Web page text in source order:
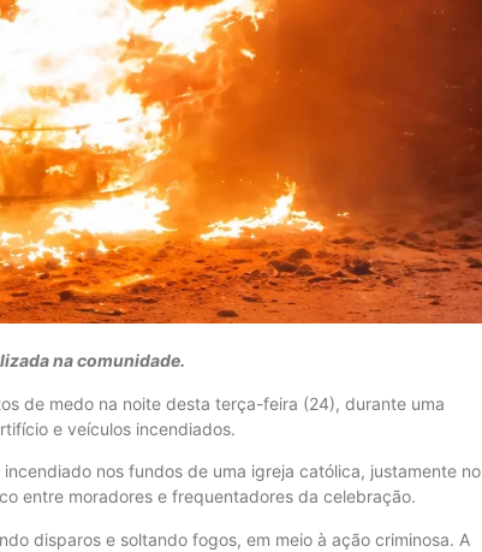
na comunidade.
de medo na noite desta terça-feira (24), durante uma
e veículos incendiados.
nos fundos de uma igreja católica, justamente no
entre moradores e frequentadores da celebração.
disparos e soltando fogos, em meio à ação criminosa. A